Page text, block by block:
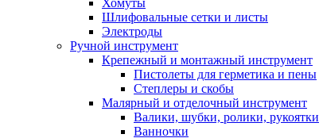
Хомуты
Шлифовальные сетки и листы
Электроды
Ручной инструмент
Крепежный и монтажный инструмент
Пистолеты для герметика и пены
Степлеры и скобы
Малярный и отделочный инструмент
Валики, шубки, ролики, рукоятки
Ванночки